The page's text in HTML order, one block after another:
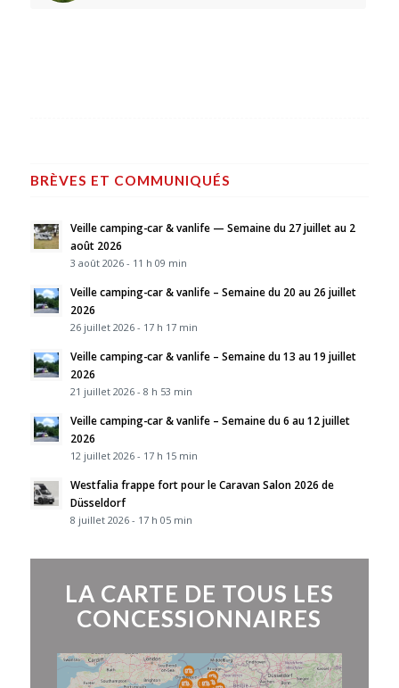
BRÈVES ET COMMUNIQUÉS
Veille camping-car & vanlife — Semaine du 27 juillet au 2
août 2026
3 août 2026 - 11 h 09 min
Veille camping-car & vanlife – Semaine du 20 au 26 juillet
2026
26 juillet 2026 - 17 h 17 min
Veille camping-car & vanlife – Semaine du 13 au 19 juillet
2026
21 juillet 2026 - 8 h 53 min
Veille camping-car & vanlife – Semaine du 6 au 12 juillet
2026
12 juillet 2026 - 17 h 15 min
Westfalia frappe fort pour le Caravan Salon 2026 de
Düsseldorf
8 juillet 2026 - 17 h 05 min
LA CARTE DE TOUS LES
CONCESSIONNAIRES